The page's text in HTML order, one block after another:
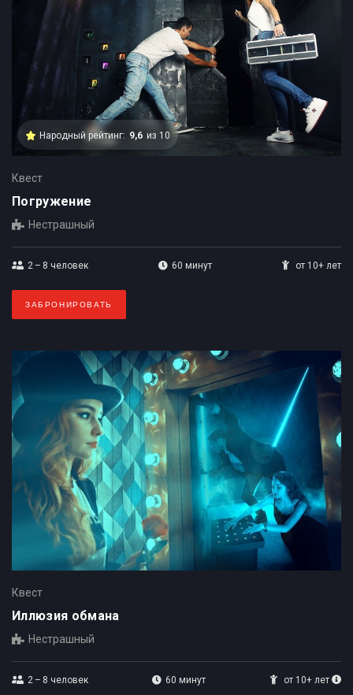
Народный рейтинг: 9,6 из 10
Квест
Погружение
Нестрашный
2 – 8 человек 60 минут от 10+ лет
ЗАБРОНИРОВАТЬ
Квест
Иллюзия обмана
Нестрашный
2 – 8 человек 60 минут от 10+ лет